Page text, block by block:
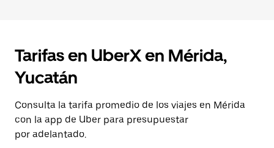
Tarifas en UberX en Mérida,
Yucatán
Consulta la tarifa promedio de los viajes en Mérida
con la app de Uber para presupuestar
por adelantado.